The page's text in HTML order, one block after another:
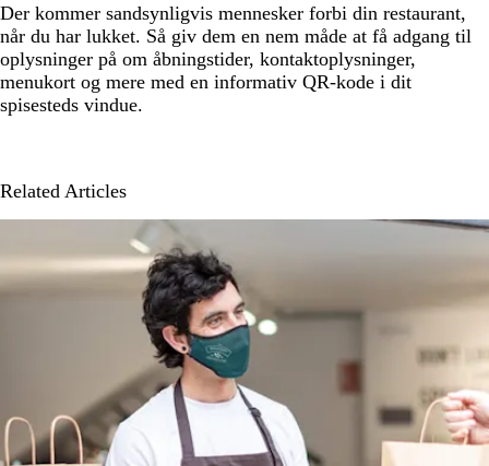
Der kommer sandsynligvis mennesker forbi din restaurant,
når du har lukket. Så giv dem en nem måde at få adgang til
oplysninger på om åbningstider, kontaktoplysninger,
menukort og mere med en informativ QR-kode i dit
spisesteds vindue.
Related Articles